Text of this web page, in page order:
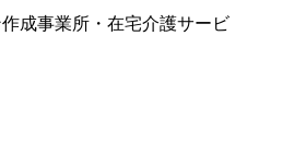
成事業所・在宅介護サービ